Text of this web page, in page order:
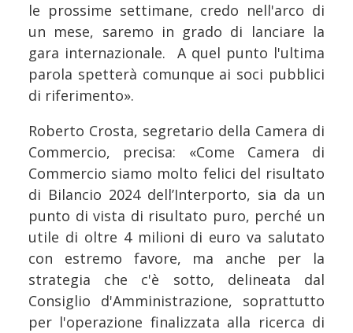
le prossime settimane, credo nell'arco di
un mese, saremo in grado di lanciare la
gara internazionale. A quel punto l'ultima
parola spetterà comunque ai soci pubblici
di riferimento».
Roberto Crosta, segretario della Camera di
Commercio, precisa: «Come Camera di
Commercio siamo molto felici del risultato
di Bilancio 2024 dell’Interporto, sia da un
punto di vista di risultato puro, perché un
utile di oltre 4 milioni di euro va salutato
con estremo favore, ma anche per la
strategia che c'è sotto, delineata dal
Consiglio d'Amministrazione, soprattutto
per l'operazione finalizzata alla ricerca di